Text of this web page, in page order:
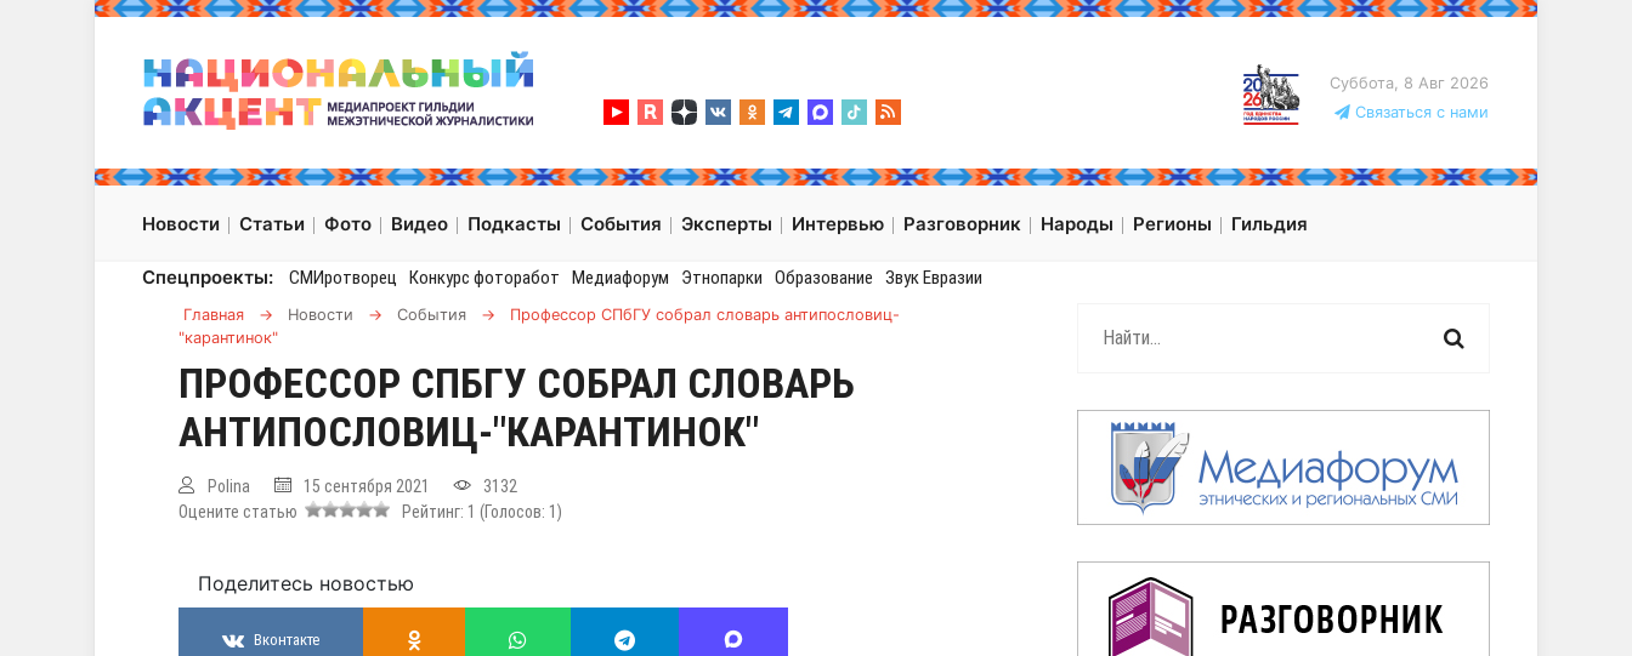
Суббота, 8 Авг 2026
Связаться с нами
Новости Статьи Фото Видео Подкасты События Эксперты Интервью Разговорник Народы Регионы Гильдия
Спецпроекты: СМИротворец Конкурс фоторабот Медиафорум Этнопарки Образование Звук Евразии
Главная → Новости → События →
Профессор СПбГУ собрал словарь антипословиц-
"карантинок"
ПРОФЕССОР СПБГУ СОБРАЛ СЛОВАРЬ
АНТИПОСЛОВИЦ-"КАРАНТИНОК"
Polina 15 сентября 2021
3132
Оцените статью
Рейтинг: 1 (Голосов: 1 )
Поделитесь новостью
Вконтакте